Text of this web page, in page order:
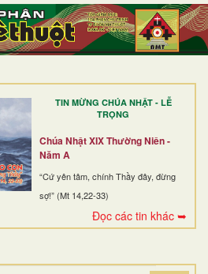
TIN MỪNG CHÚA NHẬT - LỄ
TRỌNG
Chúa Nhật XIX Thường Niên -
Năm A
“Cứ yên tâm, chính Thầy đây, đừng
sợ!” (Mt 14,22-33)
Đọc các tin khác ➥